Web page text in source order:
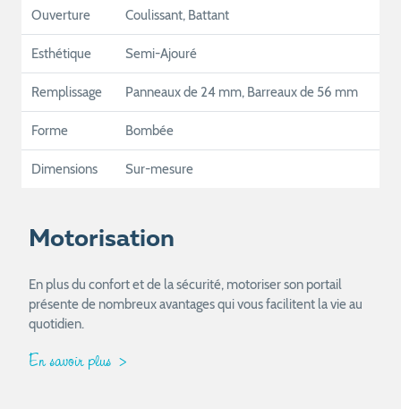
Ouverture Coulissant, Battant
Esthétique Semi-Ajouré
Remplissage Panneaux de 24 mm, Barreaux de 56 mm
Forme Bombée
Dimensions Sur-mesure
Motorisation
En plus du confort et de la sécurité, motoriser son portail
présente de nombreux avantages qui vous facilitent la vie au
quotidien.
En savoir plus